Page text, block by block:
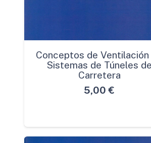
Conceptos de Ventilación
Sistemas de Túneles de
Carretera
5,00 €